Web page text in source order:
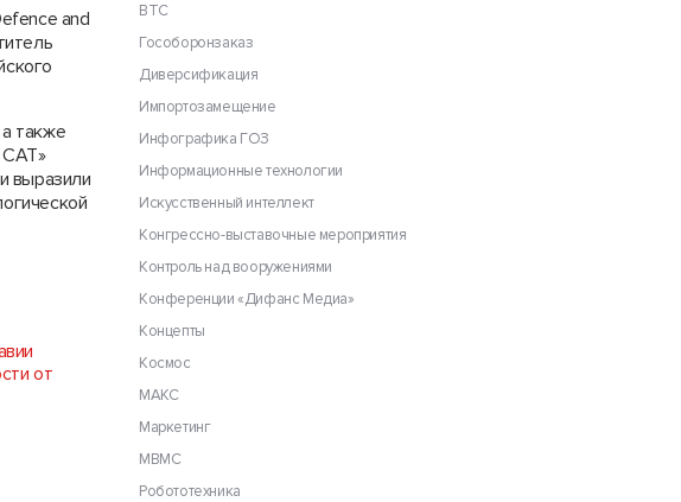
and
также
САТ»
выразили
от
ВТС
Гособоронзаказ
Диверсификация
Импортозамещение
Инфографика ГОЗ
Информационные технологии
Искусственный интеллект
Конгрессно-выставочные мероприятия
Контроль над вооружениями
Конференции «Дифанс Медиа»
Концепты
Космос
МАКС
Маркетинг
МВМС
Робототехника